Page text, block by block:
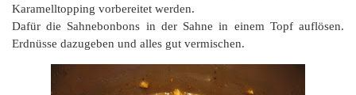
Karamelltopping vorbereitet werden.
Dafür die Sahnebonbons in der Sahne in einem Topf auflösen.
Erdnüsse dazugeben und alles gut vermischen.